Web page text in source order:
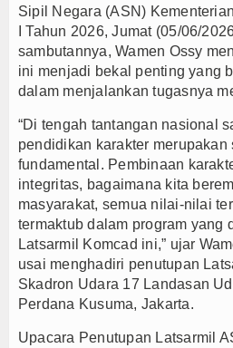
Kapolres
Munjirin Panen
PTPN I Ubah
Interupsi PDIP
Bupati
Sipil Negara (ASN)
I Tahun 2026, Jumat (05/06/
sambutannya, Wamen Ossy
ini menjadi bekal penting yang
dalam menjalankan tugasnya
“Di tengah tantangan nasional
pendidikan karakter
fundamental. Pembinaan
integritas, bagaimana kita
masyarakat, semua nilai-nilai
termaktub dalam program yang
Latsarmil Komcad ini,” ujar
usai menghadiri penutupan
Skadron Udara 17 Landasan
Perdana Kusuma, Jakarta.
Upacara Penutupan Latsarmil